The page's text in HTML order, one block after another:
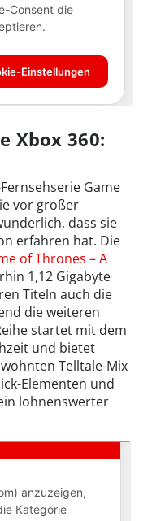
Xbox 360:
Game
vor großer
dass sie
erfahren hat. Die
of Thrones – A
1,12 Gigabyte
Titeln auch die
die weiteren
startet mit dem
und bietet
Telltale-Mix
Elementen und
lohnenswerter